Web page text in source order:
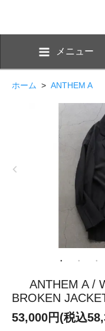
メニュー
ホーム > ANTHEM A
ANTHEM A /
BROKEN
53,000円(税込